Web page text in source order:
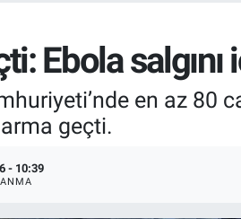
Ebola
en az 80
geçti.
- 10:39